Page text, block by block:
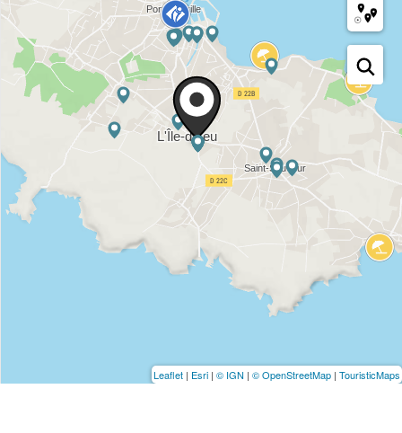
Leaflet | Esri | © IGN | © OpenStreetMap | TouristicMaps